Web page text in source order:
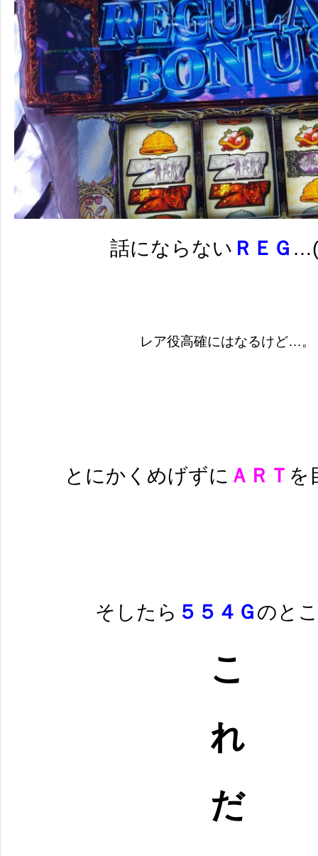
話にならない ＲＥＧ
レア役高確にはなるけど…。
とにかくめげずに ＡＲＴ を
そしたら ５５４Ｇのと
こ
れ
だ